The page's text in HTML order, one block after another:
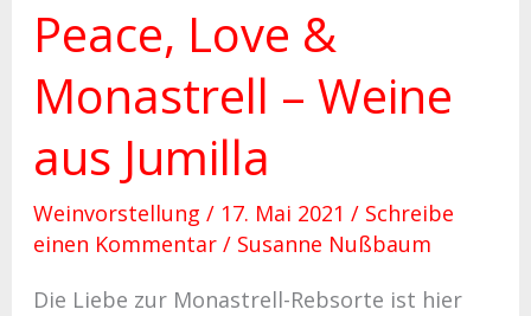
Peace, Love &
Monastrell – Weine
aus Jumilla
Weinvorstellung / 17. Mai 2021 / Schreibe
einen Kommentar / Susanne Nußbaum
Die Liebe zur Monastrell-Rebsorte ist hier